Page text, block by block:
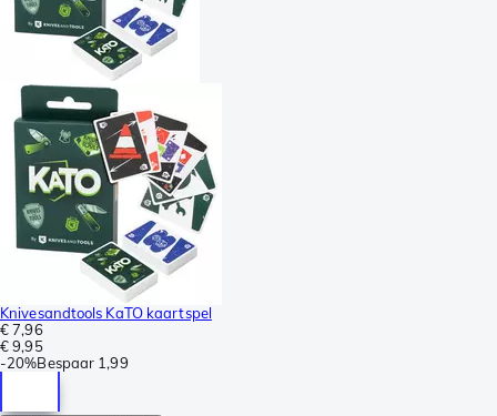
Knivesandtools KaTO kaartspel
€ 7,96
€ 9,95
-20%Bespaar 1,99